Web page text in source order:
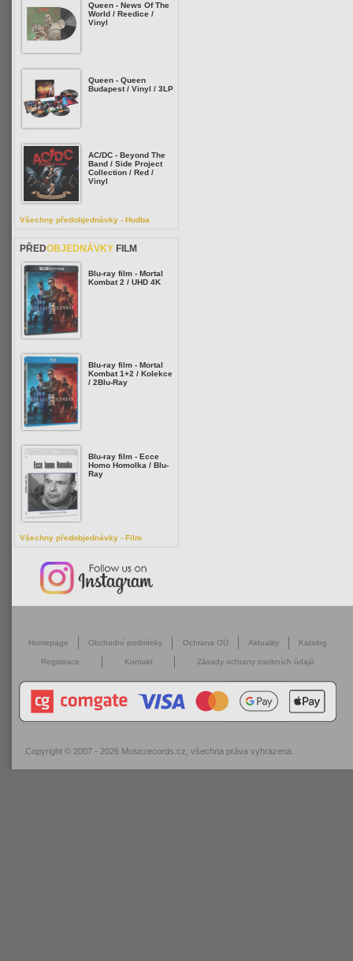
Queen - News Of The
World / Reedice /
Vinyl
Queen - Queen
Budapest / Vinyl / 3LP
AC/DC - Beyond The
Band / Side Project
Collection / Red /
Vinyl
Všechny předobjednávky - Hudba
PŘEDOBJEDNÁVKY FILM
Blu-ray film - Mortal
Kombat 2 / UHD 4K
Blu-ray film - Mortal
Kombat 1+2 / Kolekce
/ 2Blu-Ray
Blu-ray film - Ecce
Homo Homolka / Blu-
Ray
Všechny předobjednávky - Film
Homepage Obchodní podmínky Ochrana OÚ Aktuality Katalog
Registrace Kontakt Zásady ochrany osobních údajů
Copyright © 2007 - 2026 Musicrecords.cz , všechna práva vyhrazena.